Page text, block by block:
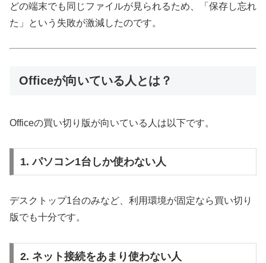
どの端末でも同じファイルが見られるため、「保存し忘れ
た」という失敗が激減したのです。
Officeが向いている人とは？
Officeの買い切り版が向いている人は以下です。
1. パソコン1台しか使わない人
デスクトップ1台のみなど、利用環境が固定なら買い切り
版でも十分です。
2. ネット接続をあまり使わない人